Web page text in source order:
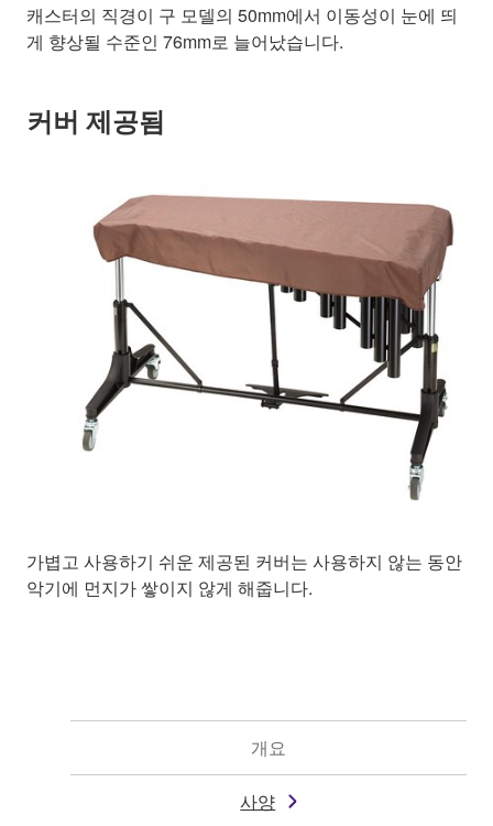
캐스터의 직경이 구 모델의 50mm에서 이동성이 눈에 띄
게 향상될 수준인 76mm로 늘어났습니다.
커버 제공됨
가볍고 사용하기 쉬운 제공된 커버는 사용하지 않는 동안
악기에 먼지가 쌓이지 않게 해줍니다.
개요
사양